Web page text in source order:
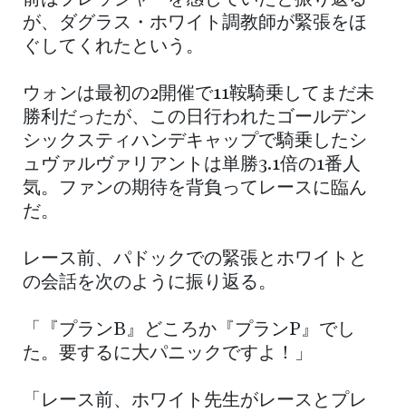
が、ダグラス・ホワイト調教師が緊張をほ
ぐしてくれたという。
ウォンは最初の2開催で11鞍騎乗してまだ未
勝利だったが、この日行われたゴールデン
シックスティハンデキャップで騎乗したシ
ュヴァルヴァリアントは単勝3.1倍の1番人
気。ファンの期待を背負ってレースに臨ん
だ。
レース前、パドックでの緊張とホワイトと
の会話を次のように振り返る。
「『プランB』どころか『プランP』でし
た。要するに大パニックですよ！」
「レース前、ホワイト先生がレースとプレ